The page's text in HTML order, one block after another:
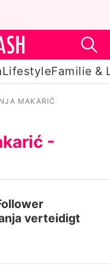
LifestyleFamilie &
MAKARIĆ
-
verteidigt